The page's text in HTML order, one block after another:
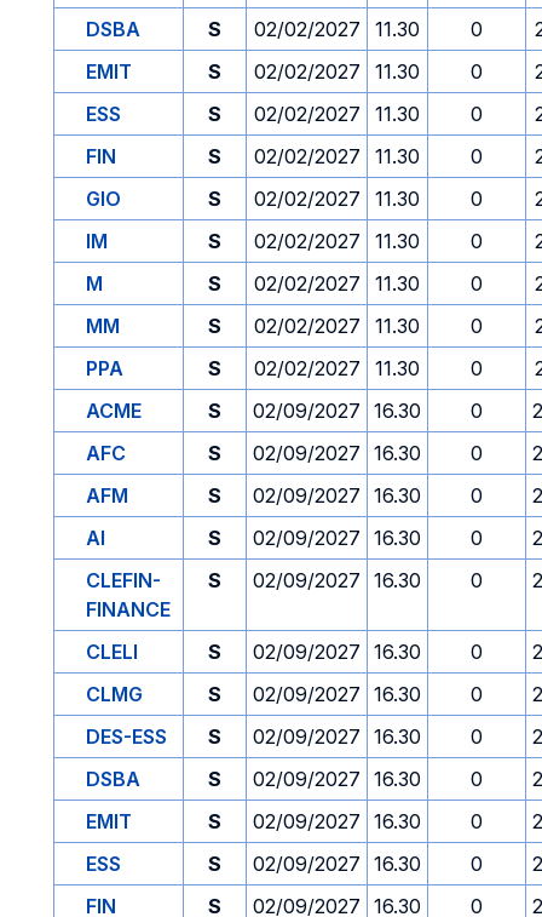
DSBA
S 02/02/2027 11.30 0
EMIT
S 02/02/2027 11.30 0
ESS
S 02/02/2027 11.30 0
FIN
S 02/02/2027 11.30 0
GIO
S 02/02/2027 11.30 0
IM
S 02/02/2027 11.30 0
M
S 02/02/2027 11.30 0
MM
S 02/02/2027 11.30 0
PPA
S 02/02/2027 11.30 0
ACME
S 02/09/2027 16.30 0
AFC
S 02/09/2027 16.30 0
AFM
S 02/09/2027 16.30 0
AI
S 02/09/2027 16.30 0
CLEFIN-
FINANCE
S 02/09/2027 16.30 0
CLELI S 02/09/2027 16.30 0
CLMG
S 02/09/2027 16.30 0
DES-ESS
S 02/09/2027 16.30 0
DSBA
S 02/09/2027 16.30 0
EMIT
S 02/09/2027 16.30 0
ESS
S 02/09/2027 16.30 0
FIN
S 02/09/2027 16.30 0